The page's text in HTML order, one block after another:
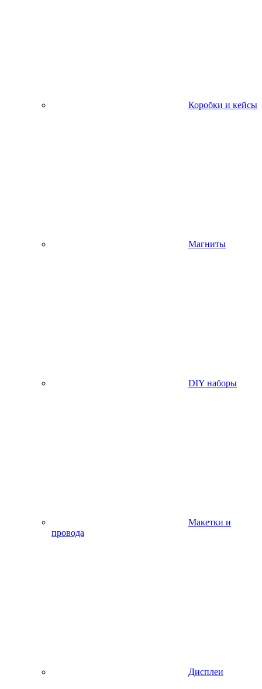
Коробки и кейсы
Магниты
DIY наборы
Макетки и
провода
Дисплеи